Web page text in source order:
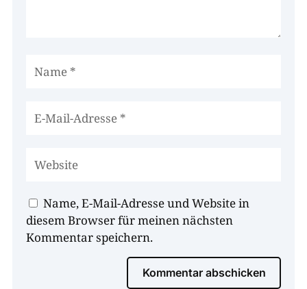
Name, E-Mail-Adresse und Website in
diesem Browser für meinen nächsten
Kommentar speichern.
Kommentar abschicken